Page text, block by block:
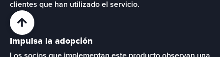
clientes que han utilizado el servicio.
Impulsa la adopción